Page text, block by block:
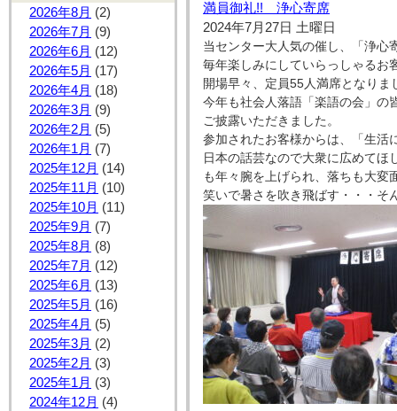
2026年8月 (2)
2026年7月 (9)
2026年6月 (12)
2026年5月 (17)
2026年4月 (18)
2026年3月 (9)
2026年2月 (5)
2026年1月 (7)
2025年12月 (14)
2025年11月 (10)
2025年10月 (11)
2025年9月 (7)
2025年8月 (8)
2025年7月 (12)
2025年6月 (13)
2025年5月 (16)
2025年4月 (5)
2025年3月 (2)
2025年2月 (3)
2025年1月 (3)
2024年12月 (4)
満員御礼!! 浄心寄席
2024年7月27日 土曜日
当センター大人気の催し、「浄心
毎年楽しみにしていらっしゃるお
開場早々、定員55人満席となりま
今年も社会人落語「楽語の会」の
ご披露いただきました。
参加されたお客様からは、「生活
日本の話芸なので大衆に広めてほ
も年々腕を上げられ、落ちも大変
笑いで暑さを吹き飛ばす・・・そ